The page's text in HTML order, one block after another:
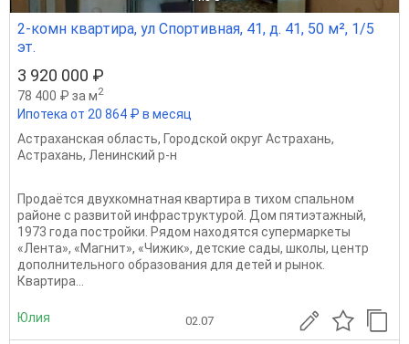
2-комн квартира, ул Спортивная, 41, д. 41, 50 м², 1/5
эт.
3 920 000 ₽
78 400 ₽ за м2
Ипотека от 20 864 ₽ в месяц
Астраханская область, Городской округ Астрахань,
Астрахань, Ленинский р-н
Продаётся двухкомнатная квартира в тихом спальном
районе с развитой инфраструктурой. Дом пятиэтажный,
1973 года постройки. Рядом находятся супермаркеты
«Лента», «Магнит», «Чижик», детские сады, школы, центр
дополнительного образования для детей и рынок.
Квартира...
Юлия 02.07